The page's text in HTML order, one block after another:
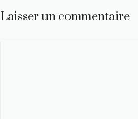
Laisser un commentaire